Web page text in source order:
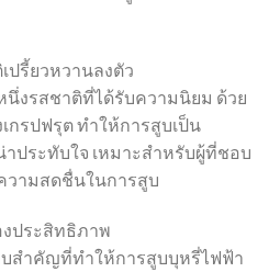
ปรี้ยวหวานลงตัว
นึ่งรสชาติที่ได้รับความนิยม ด้วย
กรปฟรุต ทำให้การสูบเป็น
ประทับใจ เหมาะสำหรับผู้ที่ชอบ
วามสดชื่นในการสูบ
ประสิทธิภาพ
บสำคัญที่ทำให้การสูบบุหรี่ไฟฟ้า